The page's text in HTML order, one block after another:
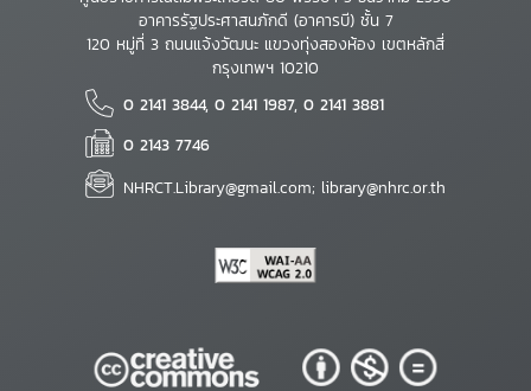
อาคารรัฐประศาสนภักดี (อาคารบี) ชั้น 7
120 หมู่ที่ 3 ถนนแจ้งวัฒนะ แขวงทุ่งสองห้อง เขตหลักสี่
กรุงเทพฯ 10210
0 2141 3844, 0 2141 1987, 0 2141 3881
0 2143 7746
NHRCT.Library@gmail.com; library@nhrc.or.th